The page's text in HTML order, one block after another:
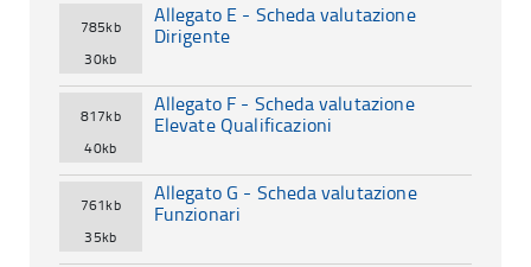
785kb
30kb
Allegato E - Scheda valutazione
Dirigente
817kb
40kb
Allegato F - Scheda valutazione
Elevate Qualificazioni
761kb
35kb
Allegato G - Scheda valutazione
Funzionari